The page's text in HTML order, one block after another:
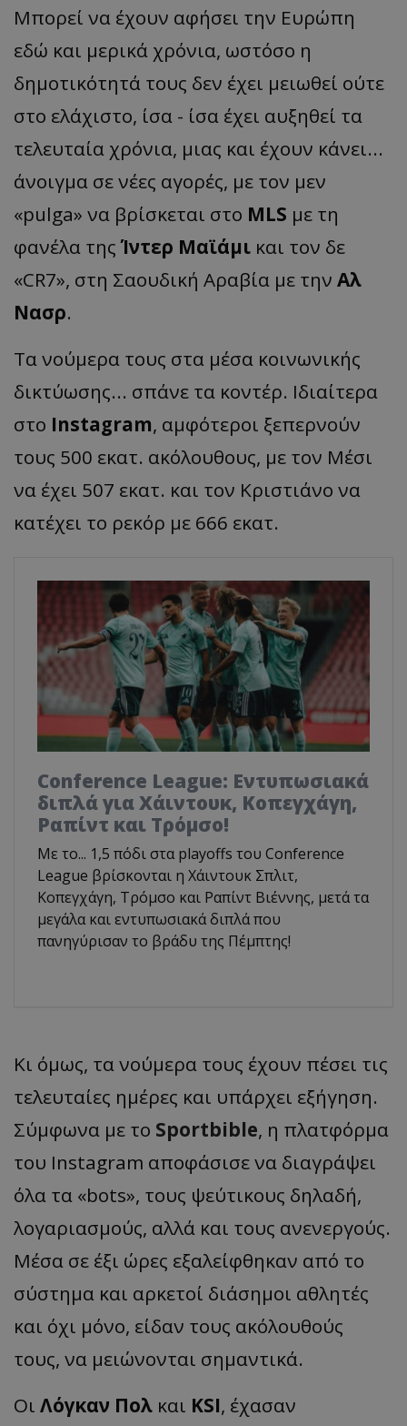
Μπορεί να έχουν αφήσει την Ευρώπη
εδώ και μερικά χρόνια, ωστόσο η
δημοτικότητά τους δεν έχει μειωθεί ούτε
στο ελάχιστο, ίσα - ίσα έχει αυξηθεί τα
τελευταία χρόνια, μιας και έχουν κάνει...
άνοιγμα σε νέες αγορές, με τον μεν
«pulga» να βρίσκεται στο MLS με τη
φανέλα τηςΊντερ Μαϊάμι και τον δε
«CR7», στη Σαουδική Αραβία με την Αλ
Νασρ.
Τα νούμερα τους στα μέσα κοινωνικής
δικτύωσης... σπάνε τα κοντέρ. Ιδιαίτερα
στο Instagram, αμφότεροι ξεπερνούν
τους 500 εκατ. ακόλουθους, με τον Μέσι
να έχει 507 εκατ. και τον Κριστιάνο να
κατέχει το ρεκόρ με 666 εκατ.
Conference League: Εντυπωσιακά
διπλά για Χάιντουκ, Κοπεγχάγη,
Ραπίντ και Τρόμσο!
Με το... 1,5 πόδι στα playoffs του Conference
League βρίσκονται η Χάιντουκ Σπλιτ,
Κοπεγχάγη, Τρόμσο και Ραπίντ Βιέννης, μετά τα
μεγάλα και εντυπωσιακά διπλά που
πανηγύρισαν το βράδυ της Πέμπτης!
Κι όμως, τα νούμερα τους έχουν πέσει τις
τελευταίες ημέρες και υπάρχει εξήγηση.
Σύμφωνα με το Sportbible, η πλατφόρμα
του Instagram αποφάσισε να διαγράψει
όλα τα «bots», τους ψεύτικους δηλαδή,
λογαριασμούς, αλλά και τους ανενεργούς.
Μέσα σε έξι ώρες εξαλείφθηκαν από το
σύστημα και αρκετοί διάσημοι αθλητές
και όχι μόνο, είδαν τους ακόλουθούς
τους, να μειώνονται σημαντικά.
Οι Λόγκαν Πολ και KSI, έχασαν